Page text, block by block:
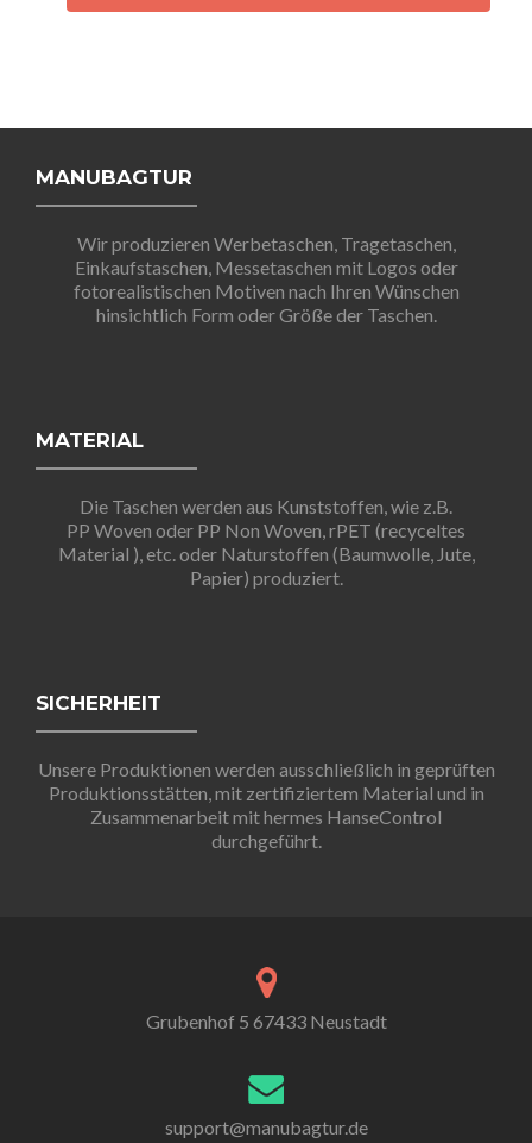
MANUBAGTUR
Wir produzieren Werbetaschen, Tragetaschen,
Einkaufstaschen, Messetaschen mit Logos oder
fotorealistischen Motiven nach Ihren Wünschen
hinsichtlich Form oder Größe der Taschen.
MATERIAL
Die Taschen werden aus Kunststoffen, wie z.B.
PP Woven oder PP Non Woven, rPET (recyceltes
Material ), etc. oder Naturstoffen (Baumwolle, Jute,
Papier) produziert.
SICHERHEIT
Unsere Produktionen werden ausschließlich in geprüften
Produktionsstätten, mit zertifiziertem Material und in
Zusammenarbeit mit hermes HanseControl
durchgeführt.
Grubenhof 5 67433 Neustadt
support@manubagtur.de